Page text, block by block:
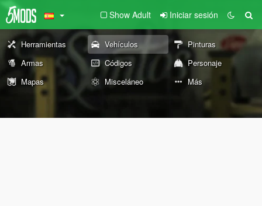
Show Adult Iniciar sesión
Herramientas Vehículos
Pinturas
Armas
Códigos
Personaje
Mapas
Misceláneo Más